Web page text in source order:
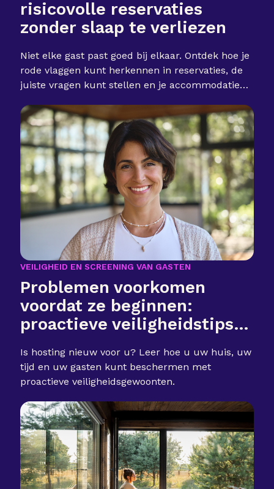
risicovolle reservaties
zonder slaap te verliezen
Niet elke gast past goed bij elkaar. Ontdek hoe je
rode vlaggen kunt herkennen in reservaties, de
juiste vragen kunt stellen en je accommodatie
wijzen.
VEILIGHEID EN SCREENING VAN GASTEN
Problemen voorkomen
voordat ze beginnen:
proactieve veiligheidstips
Is hosting nieuw voor u? Leer hoe u uw huis, uw
tijd en uw gasten kunt beschermen met
proactieve veiligheidsgewoonten.